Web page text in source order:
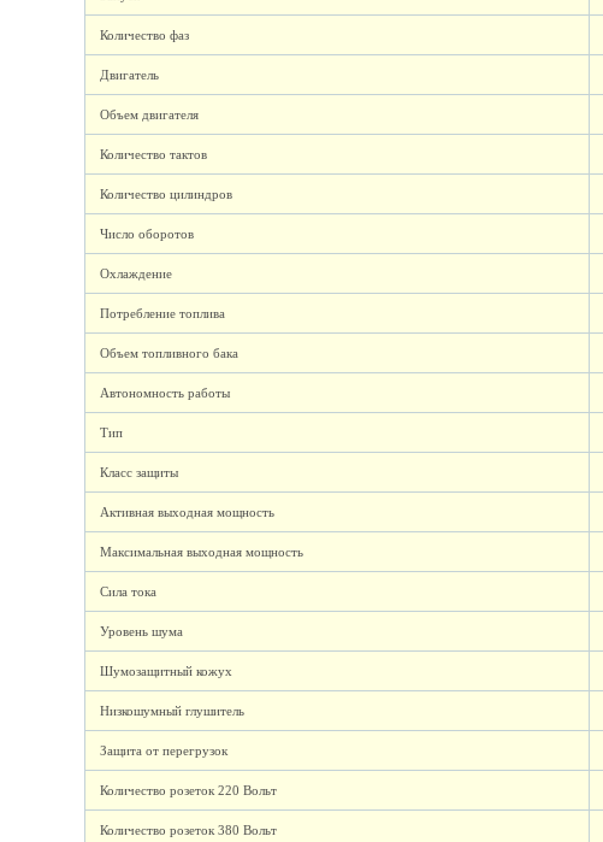
Количество фаз
Двигатель
Объем двигателя
Количество тактов
Количество цилиндров
Число оборотов
Охлаждение
Потребление топлива
Объем топливного бака
Автономность работы
Тип
Класс защиты
Активная выходная мощность
Максимальная выходная мощность
Сила тока
Уровень шума
Шумозащитный кожух
Низкошумный глушитель
Защита от перегрузок
Количество розеток 220 Вольт
Количество розеток 380 Вольт